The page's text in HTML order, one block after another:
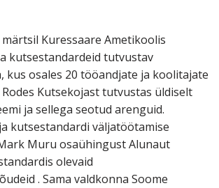
Kuressaare Ametikoolis
kutsestandardeid tutvustav
kus osales 20 tööandjate ja koolitajate
Kutsekojast tutvustas üldiselt
ja sellega seotud arenguid.
kutsestandardi väljatöötamise
Muru osaühingust Alunaut
olevaid
. Sama valdkonna Soome